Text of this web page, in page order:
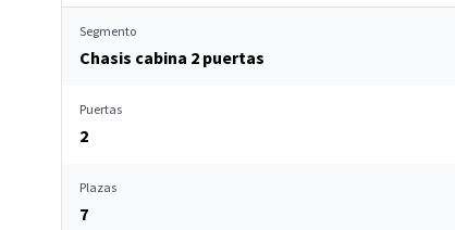
Segmento
Chasis cabina 2 puertas
Puertas
2
Plazas
7